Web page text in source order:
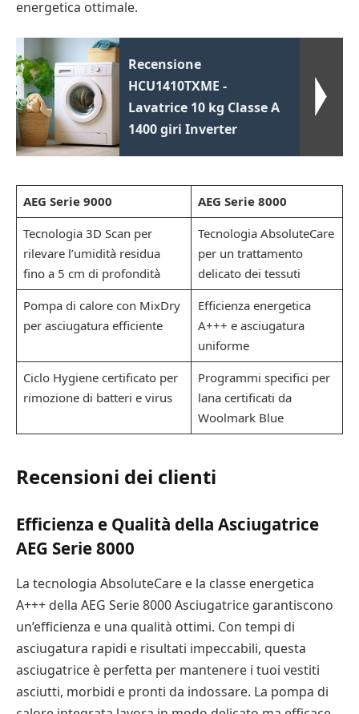
energetica ottimale.
Recensione
HCU1410TXME -
Lavatrice 10 kg Classe A
1400 giri Inverter
AEG Serie 9000
AEG Serie 8000
Tecnologia 3D Scan per
rilevare l’umidità residua
fino a 5 cm di profondità
Tecnologia AbsoluteCare
per un trattamento
delicato dei tessuti
Pompa di calore con MixDry
per asciugatura efficiente
Efficienza energetica
A+++ e asciugatura
uniforme
Ciclo Hygiene certificato per
rimozione di batteri e virus
Programmi specifici per
lana certificati da
Woolmark Blue
Recensioni dei clienti
Efficienza e Qualità della Asciugatrice
AEG Serie 8000
La tecnologia AbsoluteCare e la classe energetica
A+++ della AEG Serie 8000 Asciugatrice garantiscono
un’efficienza e una qualità ottimi. Con tempi di
asciugatura rapidi e risultati impeccabili, questa
asciugatrice è perfetta per mantenere i tuoi vestiti
asciutti, morbidi e pronti da indossare. La pompa di